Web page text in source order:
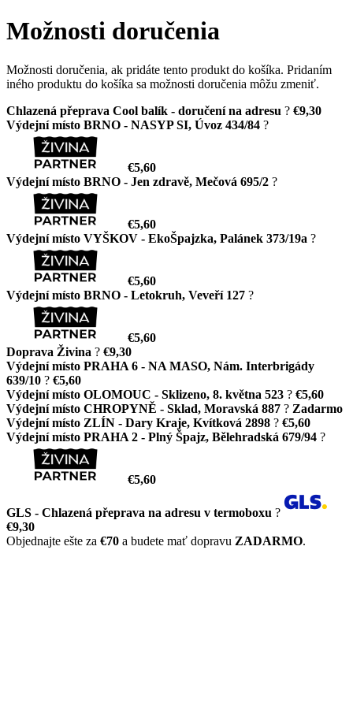
Možnosti doručenia
Možnosti doručenia, ak pridáte tento produkt do košíka. Pridaním
iného produktu do košíka sa možnosti doručenia môžu zmeniť.
Chlazená přeprava Cool balík - doručení na adresu ? €9,30
Výdejní místo BRNO - NASYP SI, Úvoz 434/84 ?
€5,60
Výdejní místo BRNO - Jen zdravě, Mečová 695/2 ?
€5,60
Výdejní místo VYŠKOV - EkoŠpajzka, Palánek 373/19a ?
€5,60
Výdejní místo BRNO - Letokruh, Veveří 127 ?
€5,60
Doprava Živina ? €9,30
Výdejní místo PRAHA 6 - NA MASO, Nám. Interbrigády
639/10 ? €5,60
Výdejní místo OLOMOUC - Sklizeno, 8. května 523 ? €5,60
Výdejní místo CHROPYNĚ - Sklad, Moravská 887 ? Zadarmo
Výdejní místo ZLÍN - Dary Kraje, Kvítková 2898 ? €5,60
Výdejní místo PRAHA 2 - Plný Špajz, Bělehradská 679/94 ?
€5,60
GLS - Chlazená přeprava na adresu v termoboxu ?
€9,30
Objednajte ešte za €70 a budete mať dopravu ZADARMO.